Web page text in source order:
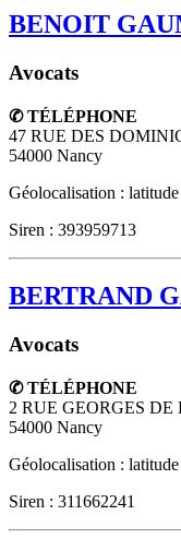
BENOIT
Avocats
✆ TÉLÉPHONE
47 RUE DES
54000 Nancy
Géolocalisation :
Siren : 393959713
BERTRAND
Avocats
✆ TÉLÉPHONE
2 RUE GEORGES DE
54000 Nancy
Géolocalisation :
Siren : 311662241